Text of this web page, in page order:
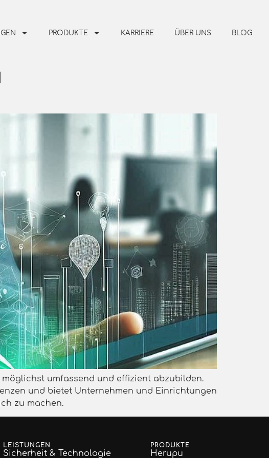
PRODUKTE KARRIERE ÜBER UNS BLOG
möglichst umfassend und effizient abzubilden.
und bietet Unternehmen und Einrichtungen
zu machen.
LEISTUNGEN
Sicherheit & Technologie
PRODUKTE
Herupu